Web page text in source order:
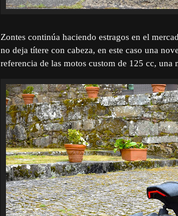
Zontes continúa haciendo estragos en el
no deja títere con cabeza, en este caso una
referencia de las motos custom de 125 cc, una